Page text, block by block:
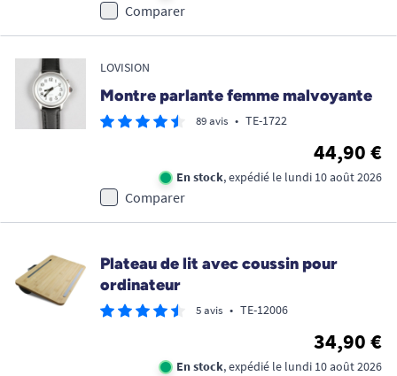
Comparer
LOVISION
Montre parlante femme malvoyante
89 avis • TE-1722
44,90 €
En stock, expédié le lundi 10 août 2026
Comparer
Plateau de lit avec coussin pour
ordinateur
5 avis • TE-12006
34,90 €
En stock, expédié le lundi 10 août 2026